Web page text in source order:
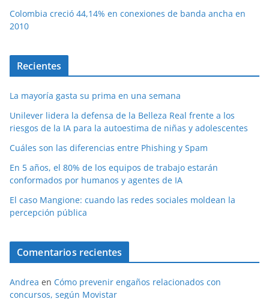
Colombia creció 44,14% en conexiones de banda ancha en
2010
Recientes
La mayoría gasta su prima en una semana
Unilever lidera la defensa de la Belleza Real frente a los
riesgos de la IA para la autoestima de niñas y adolescentes
Cuáles son las diferencias entre Phishing y Spam
En 5 años, el 80% de los equipos de trabajo estarán
conformados por humanos y agentes de IA
El caso Mangione: cuando las redes sociales moldean la
percepción pública
Comentarios recientes
Andrea en Cómo prevenir engaños relacionados con
concursos, según Movistar